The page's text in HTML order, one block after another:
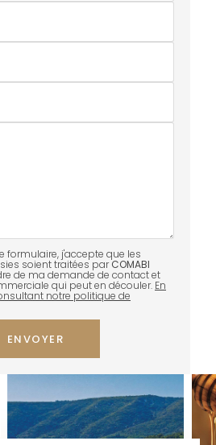
formulaire, j'accepte que les
soient traitées parCOMABI
de ma demande de contact et
qui peut en découler. En
notre politique de